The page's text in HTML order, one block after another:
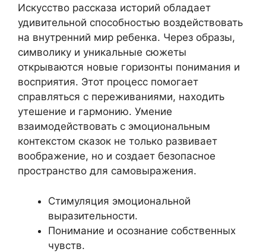
Искусство рассказа историй обладает
удивительной способностью воздействовать
на внутренний мир ребенка. Через образы,
символику и уникальные сюжеты
открываются новые горизонты понимания и
восприятия. Этот процесс помогает
справляться с переживаниями, находить
утешение и гармонию. Умение
взаимодействовать с эмоциональным
контекстом сказок не только развивает
воображение, но и создает безопасное
пространство для самовыражения.
Стимуляция эмоциональной
выразительности.
Понимание и осознание собственных
чувств.